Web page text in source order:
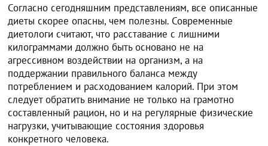
Согласно сегодняшним представлениям, все описанные
диеты скорее опасны, чем полезны. Современные
диетологи считают, что расставание с лишними
килограммами должно быть основано не на
агрессивном воздействии на организм, а на
поддержании правильного баланса между
потреблением и расходованием калорий. При этом
следует обратить внимание не только на грамотно
составленный рацион, но и на регулярные физические
нагрузки, учитывающие состояния здоровья
конкретного человека.